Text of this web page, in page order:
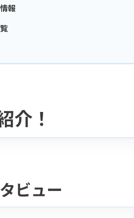
報
介！
ビュー